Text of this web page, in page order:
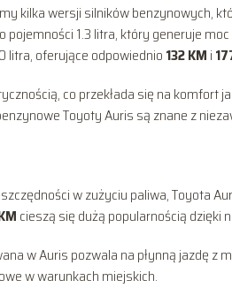
kilka wersji silników benzynowych,
pojemności 1.3 litra, który generuje moc
litra, oferujące odpowiednio132 KM i
co przekłada się na komfort
Toyoty Auris są znane z
w zużyciu paliwa, Toyota
cieszą się dużą popularnością dzięki
w Auris pozwala na płynną jazdę z
w warunkach miejskich.